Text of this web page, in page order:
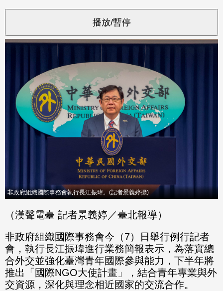
Fac
eBo
非政府組織國際事務會執行長江振瑋。(記者景義婷攝)
（漢聲電臺 記者景義婷／臺北報導）
非政府組織國際事務會今（7）日舉行例行記者
會，執行長江振瑋進行業務簡報表示，為落實總
合外交並強化臺灣青年國際參與能力，下半年將
推出「國際NGO大使計畫」，結合青年專業與外
交資源，深化與理念相近國家的交流合作。